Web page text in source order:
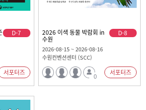
D-7
서포터즈
2026 이색 동물 박람회 in
수원
D-8
2026-08-15 ~ 2026-08-16
수원컨벤션센터 (SCC)
0 서포터즈